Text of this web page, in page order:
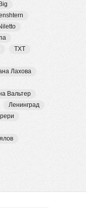
TXT
Лахова
Вальтер
Ленинград